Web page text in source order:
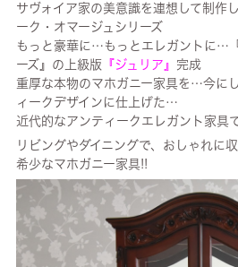
サヴォイア家の美意識を連想して制作
ーク・オマージュシリーズ
もっと豪華に…もっとエレガントに…
ーズ』の上級版『ジュリア』 完成
重厚な本物のマホガニー家具を…今に
ィークデザインに仕上げた…
近代的なアンティークエレガント家具で
リビングやダイニングで、おしゃれに
希少なマホガニー家具!!